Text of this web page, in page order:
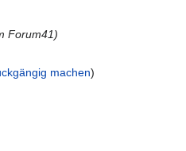
Forum41
machen